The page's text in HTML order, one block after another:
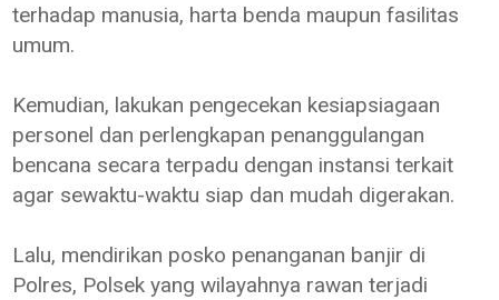
terhadap manusia, harta benda maupun fasilitas
umum.
Kemudian, lakukan pengecekan kesiapsiagaan
personel dan perlengkapan penanggulangan
bencana secara terpadu dengan instansi terkait
agar sewaktu-waktu siap dan mudah digerakan.
Lalu, mendirikan posko penanganan banjir di
Polres, Polsek yang wilayahnya rawan terjadi